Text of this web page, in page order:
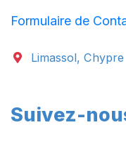
Formulaire de
Limassol, Chypre
Suivez-